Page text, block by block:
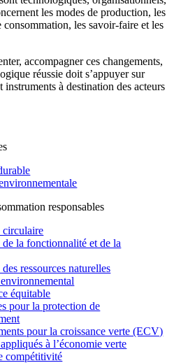
les modes de production, les
consommation, les savoir-faire et les
accompagner ces changements,
réussie doit s’appuyer sur
instruments à destination des acteurs
responsables
circulaire
de la fonctionnalité et de la
ressources naturelles
équitable
pour la protection de
pour la croissance verte (ECV)
à l’économie verte
compétitivité